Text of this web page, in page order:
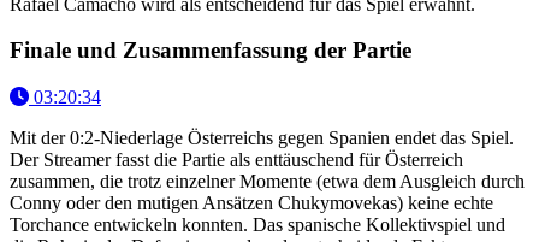
Finale und Zusammenfassung der Partie
03:20:34
Mit der 0:2-Niederlage Österreichs gegen Spanien endet das Spiel.
Der Streamer fasst die Partie als enttäuschend für Österreich
zusammen, die trotz einzelner Momente (etwa dem Ausgleich durch
Conny oder den mutigen Ansätzen Chukymovekas) keine echte
Torchance entwickeln konnten. Das spanische Kollektivspiel und